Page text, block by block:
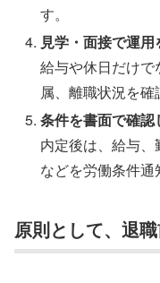
す。
見学・面接で運
給与や休日だけ
属、離職状況を確
条件を書面で確認
内定後は、給与
などを労働条件通
原則として、退